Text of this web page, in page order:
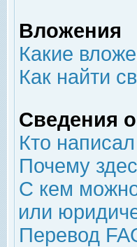
Вложения
Какие
Как найти
Сведения
Кто
Почему
С кем можно
или
Перевод